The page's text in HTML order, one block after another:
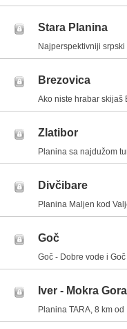
Stara Planina
Najperspektivniji srpski
Brezovica
Ako niste hrabar skijaš
Zlatibor
Planina sa najdužom
Divčibare
Planina Maljen kod
Goč
Goč - Dobre vode i
Iver - Mokra Gora
Planina TARA, 8 km od